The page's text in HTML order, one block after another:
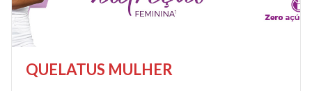
QUELATUS MULHER